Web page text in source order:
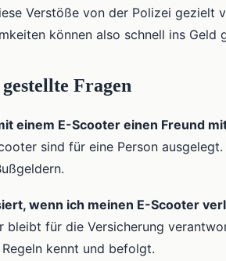
Verstöße von der Polizei gezielt
können also schnell ins Geld
Fragen
einem E-Scooter einen Freund
sind für eine Person
wenn ich meinen E-Scooter
bleibt für die Versicherung
kennt und befolgt.